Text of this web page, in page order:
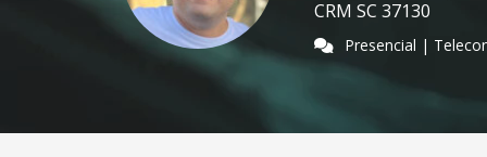
CRM SC 37130
Presencial |